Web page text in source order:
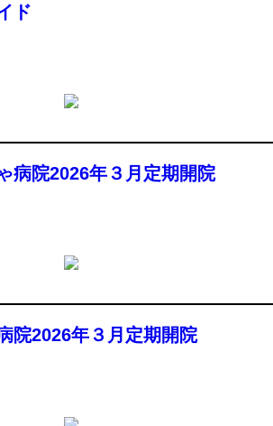
ド
病院2026年３月定期開院
院2026年３月定期開院